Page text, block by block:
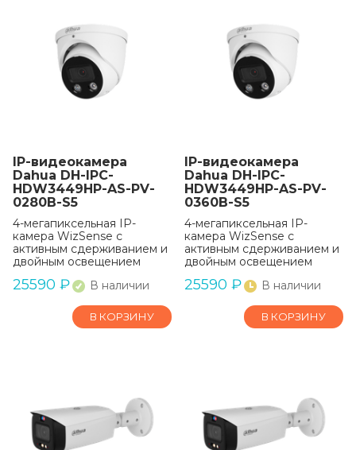
IP-видеокамера
Dahua DH-IPC-
HDW3449HP-AS-PV-
0280B-S5
4-мегапиксельная IP-
камера WizSense с
активным сдерживанием и
двойным освещением
25590 ₽ В наличии
В КОРЗИНУ
IP-видеокамера
Dahua DH-IPC-
HDW3449HP-AS-PV-
0360B-S5
4-мегапиксельная IP-
камера WizSense с
активным сдерживанием и
двойным освещением
25590 ₽ В наличии
В КОРЗИНУ